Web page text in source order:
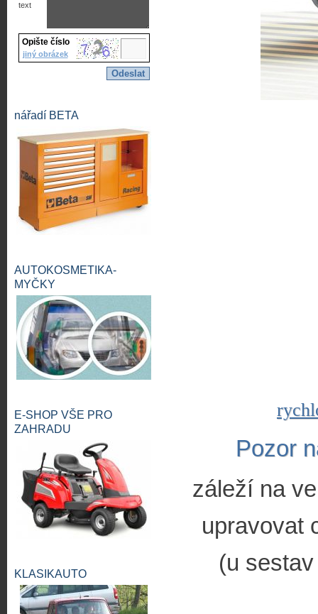
Pozor
záleží na
upravovat
(u
text
Opište číslo
jiný obrázek
nářadí BETA
AUTOKOSMETIKA-
MYČKY
E-SHOP VŠE PRO
ZAHRADU
KLASIKAUTO